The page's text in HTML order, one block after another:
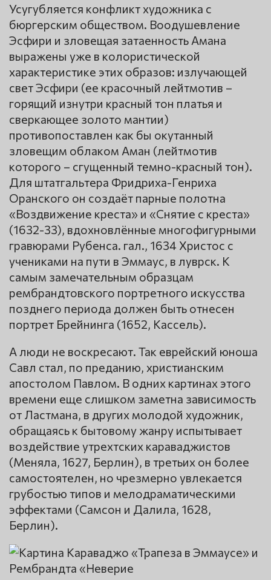
Усугубляется конфликт художника с
бюргерским обществом. Воодушевление
Эсфири и зловещая затаенность Амана
выражены уже в колористической
характеристике этих образов: излучающей
свет Эсфири (ее красочный лейтмотив –
горящий изнутри красный тон платья и
сверкающее золото мантии)
противопоставлен как бы окутанный
зловещим облаком Аман (лейтмотив
которого – сгущенный темно-красный тон).
Для штатгальтера Фридриха-Генриха
Оранского он создаёт парные полотна
«Воздвижение креста» и «Снятие с креста»
(1632-33), вдохновлённые многофигурными
гравюрами Рубенса. гал., 1634 Христос с
учениками на пути в Эммаус, в луврск. К
самым замечательным образцам
рембрандтовского портретного искусства
позднего периода должен быть отнесен
портрет Брейнинга (1652, Кассель).
А люди не воскресают. Так еврейский юноша
Савл стал, по преданию, христианским
апостолом Павлом. В одних картинах этого
времени еще слишком заметна зависимость
от Ластмана, в других молодой художник,
обращаясь к бытовому жанру испытывает
воздействие утрехтских караваджистов
(Меняла, 1627, Берлин), в третьих он более
самостоятелен, но чрезмерно увлекается
грубостью типов и мелодраматическими
эффектами (Самсон и Далила, 1628,
Берлин).